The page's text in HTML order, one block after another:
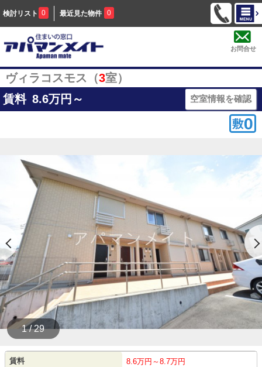
検討リスト 0 最近見た物件 0
お問合せ
ヴィラコスモス（3室）
賃料 8.6万円～ 空室情報を確認
1 / 29
賃料 8.6万円～8.7万円